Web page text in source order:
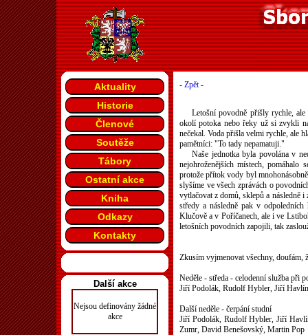
- Zpět -
Letošní povodně přišly rychle,
okolí potoka nebo řeky už si zvykli
nečekal. Voda přišla velmi rychle, ale
pamětníci: "To tady nepamatuji."
Naše jednotka byla povolána v
nejohroženějších místech, pomáhalo
protože přítok vody byl
slyšíme ve všech zprávách o
vytlačovat z domů, sklepů a následně
středy a následně pak v
Klučově a v Poříčanech, ale i ve
letošních povodních zapojili, tak
Zkusím vyjmenovat všechny, doufám,
Neděle - středa - celodenní služba při
Jiří Podolák, Rudolf Hybler, Jiří
Další neděle - čerpání studní
Jiří Podolák, Rudolf Hybler, Jiří
Zumr, David Benešovský, Martin Pop
Aktuality
Historie
Členové
Soutěže
Tábory
Ostatní akce
Kniha
Odkazy
Kontakty
Další akce
Nejsou definovány žádné
akce